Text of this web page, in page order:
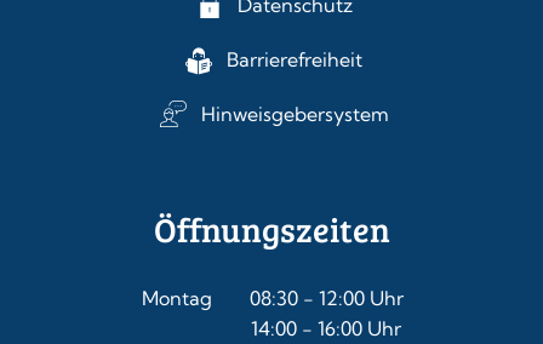
Datenschutz
Barrierefreiheit
Hinweisgebersystem
Öffnungszeiten
Montag 08:30- 12:00Uhr
Von 08:30 bis 12:00 Uhr
14:00 - 16:00 Uhr